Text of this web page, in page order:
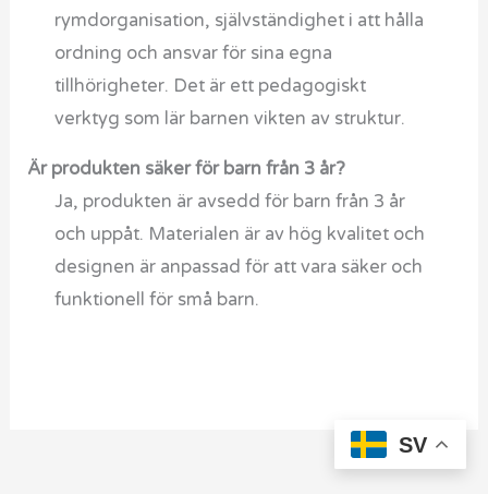
rymdorganisation, självständighet i att hålla
ordning och ansvar för sina egna
tillhörigheter. Det är ett pedagogiskt
verktyg som lär barnen vikten av struktur.
Är produkten säker för barn från 3 år?
Ja, produkten är avsedd för barn från 3 år
och uppåt. Materialen är av hög kvalitet och
designen är anpassad för att vara säker och
funktionell för små barn.
SV